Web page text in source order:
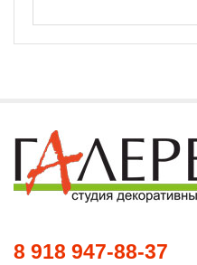
8 918 947-88-37